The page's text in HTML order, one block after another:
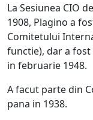
La Sesiunea CIO
1908, Plagino a
Comitetului
functie), dar a
in februarie 1948.
A facut parte din
pana in 1938.